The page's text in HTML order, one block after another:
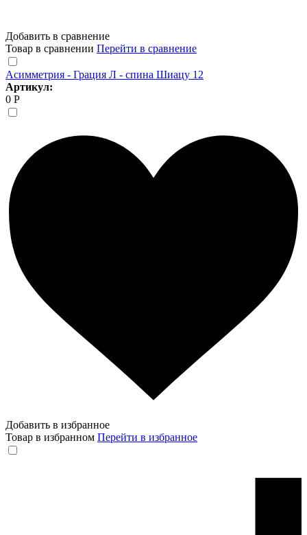
Добавить в сравнение
Товар в сравнении Перейти в сравнение
Асимметрия - Грация Л - спина Шиацу 12
Артикул:
0 Р
Добавить в избранное
Товар в избранном Перейти в избранное